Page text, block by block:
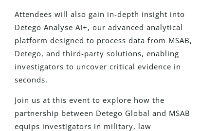
Attendees will also gain in-depth insight into
Detego Analyse AI+, our advanced analytical
platform designed to process data from MSAB,
Detego, and third-party solutions, enabling
investigators to uncover critical evidence in
seconds.
Join us at this event to explore how the
partnership between Detego Global and MSAB
equips investigators in military, law